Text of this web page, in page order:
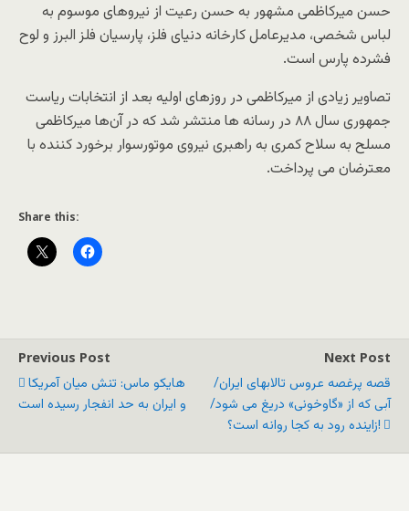
حسن میرکاظمی مشهور به حسن رعیت از نیروهای موسوم به
لباس شخصی، مدیرعامل کارخانه دنیای فلز، پارسیان فلز البرز و لوح
فشرده پارس است.
تصاویر زیادی از میرکاظمی در روزهای اولیه بعد از انتخابات ریاست
جمهوری سال ۸۸ در رسانه ها منتشر شد که در آن‌ها میرکاظمی
مسلح به سلاح کمری به راهبری نیروی موتورسوار برخورد کننده با
معترضان می پرداخت.
Share this:
Previous Post
هایکو ماس: تنش میان آمریکا
و ایران به حد انفجار رسیده است
Next Post
قصه پرغصه عروس تالابهای ایران/
آبی که از «گاوخونی» دریغ می شود/
زاینده رود به کجا روانه است؟!